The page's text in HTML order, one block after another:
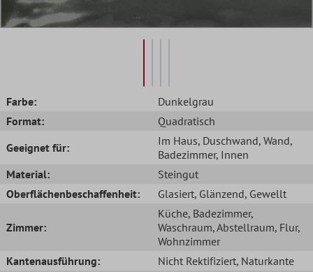
Farbe:
Dunkelgrau
Format:
Quadratisch
Geeignet für:
Im Haus, Duschwand, Wand,
Badezimmer, Innen
Material:
Steingut
Oberflächenbeschaffenheit:
Glasiert, Glänzend, Gewellt
Zimmer:
Küche, Badezimmer,
Waschraum, Abstellraum, Flur,
Wohnzimmer
Kantenausführung:
Nicht Rektifiziert, Naturkante